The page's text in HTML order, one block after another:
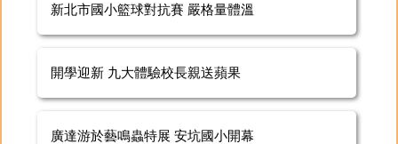
新北市國小籃球對抗賽 嚴格量體溫
開學迎新 九大體驗校長親送蘋果
廣達游於藝鳴蟲特展 安坑國小開幕